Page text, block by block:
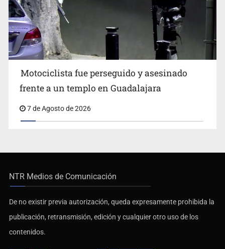
Motociclista fue perseguido y asesinado
frente a un templo en Guadalajara
7 de Agosto de 2026
NTR Medios de Comunicación
De no existir previa autorización, queda expresamente prohibida la
publicación, retransmisión, edición y cualquier otro uso de los
contenidos.